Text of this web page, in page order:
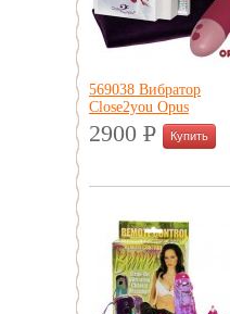
569038 Вибратор
Close2you Opus
2900 P
УБ.